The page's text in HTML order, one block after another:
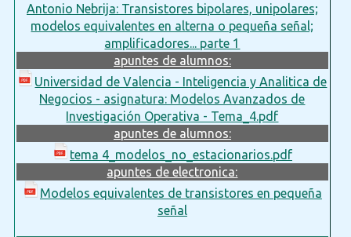
Antonio Nebrija: Transistores bipolares, unipolares;
modelos equivalentes en alterna o pequeña señal;
amplificadores... parte 1
apuntes de alumnos:
Universidad de Valencia - Inteligencia y Analitica de
Negocios - asignatura: Modelos Avanzados de
Investigación Operativa - Tema_4.pdf
apuntes de alumnos:
tema 4_modelos_no_estacionarios.pdf
apuntes de electronica:
Modelos equivalentes de transistores en pequeña
señal